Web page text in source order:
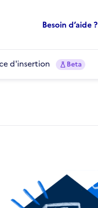
Besoin d’aide ?
d'insertion Beta